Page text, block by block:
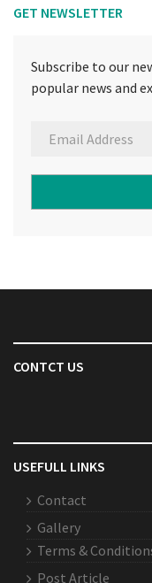
GET NEWSLETTER
Subscribe to our
popular news and
CONTCT US
USEFULL LINKS
Contact
Gallery
Terms &
Post Article